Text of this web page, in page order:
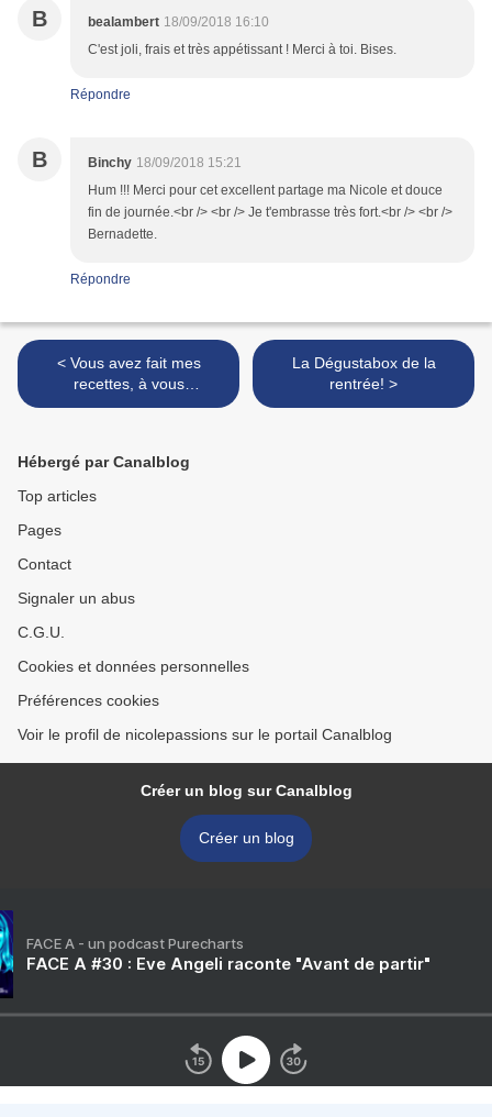
B bealambert 18/09/2018 16:10
C'est joli, frais et très appétissant ! Merci à toi. Bises.
Répondre
B Binchy 18/09/2018 15:21
Hum !!! Merci pour cet excellent partage ma Nicole et douce
fin de journée.<br /> <br /> Je t'embrasse très fort.<br /> <br />
Bernadette.
Répondre
< Vous avez fait mes
recettes, à vous
l'honneur....
La Dégustabox de la
rentrée! >
Hébergé par Canalblog
Top articles
Pages
Contact
Signaler un abus
C.G.U.
Cookies et données personnelles
Préférences cookies
Voir le profil de nicolepassions sur le portail Canalblog
Créer un blog sur Canalblog
Créer un blog
FACE A - un podcast Purecharts
FACE A #30 : Eve Angeli raconte "Avant de partir"